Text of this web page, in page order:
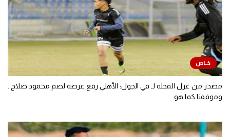
مصدر من غزل المحلة لـ في الجول: الأهلي رفع عرضه لضم محمود صلاح..
وموقفنا كما هو